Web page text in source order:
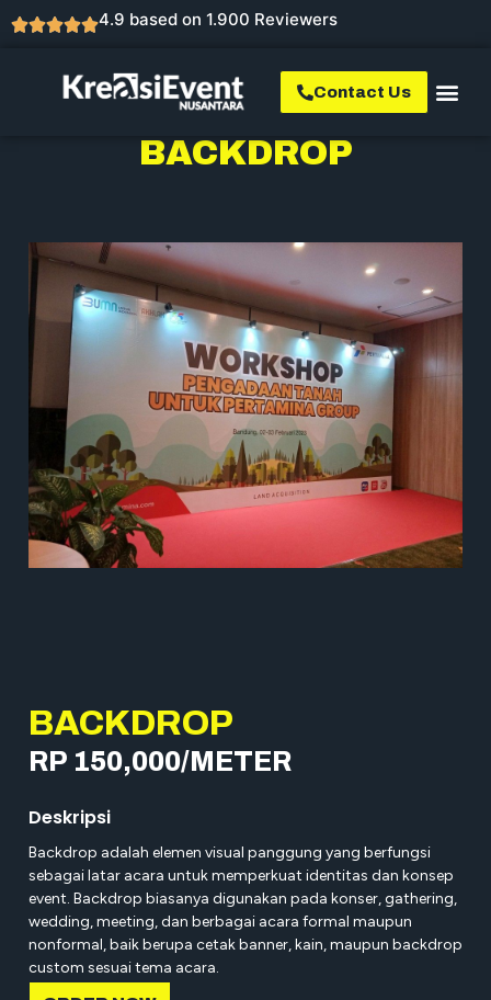
4.9 based on 1.900 Reviewers
Contact Us
BACKDROP
BACKDROP
RP 150,000/METER
Deskripsi
Backdrop adalah elemen visual panggung yang berfungsi
sebagai latar acara untuk memperkuat identitas dan konsep
event. Backdrop biasanya digunakan pada konser, gathering,
wedding, meeting, dan berbagai acara formal maupun
nonformal, baik berupa cetak banner, kain, maupun backdrop
custom sesuai tema acara.